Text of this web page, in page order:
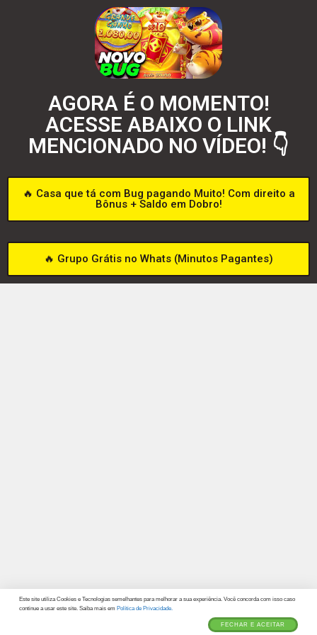
AGORA É O MOMENTO!
ACESSE ABAIXO O LINK
MENCIONADO NO VÍDEO! 👇
🔥 Casa que tá com Bug pagando Muito! Com direito a
Bônus + Saldo em Dobro!
🔥 Grupo Grátis no Whats (Minutos Pagantes)
Este site utiliza Cookies e Tecnologias semelhantes para melhorar a sua experiência. Você concorda com isso caso
continue a usar este site. Saiba mais em Política de Privacidade.
FECHAR E ACEITAR